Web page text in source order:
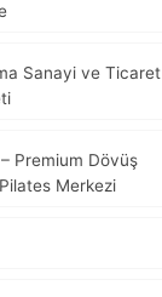
Sanayi ve Ticaret
Premium Dövüş
Merkezi